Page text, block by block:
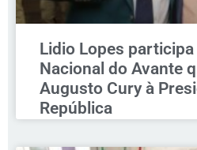
Lidio Lopes
Nacional do Avante
Augusto Cury à
República